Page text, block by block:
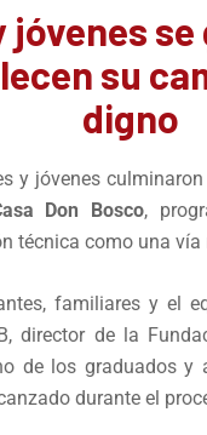
su
digno
y jóvenes
Don Bosco,
técnica como una
familiares y el
director de la
de los graduados y
durante el